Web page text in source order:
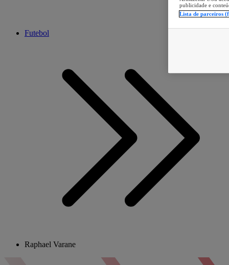
Futebol
Raphael Varane
publicidade e
Lista de parceiros